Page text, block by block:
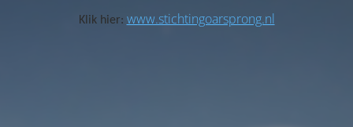
Klik hier: www.stichtingoarsprong.nl